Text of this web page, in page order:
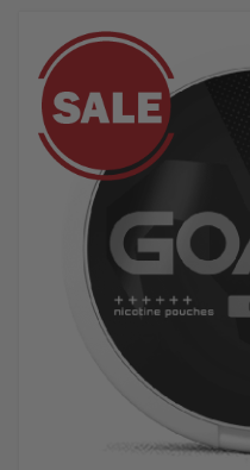
الصورة الرئيسية
لعرض الصورة بملء الشاشة